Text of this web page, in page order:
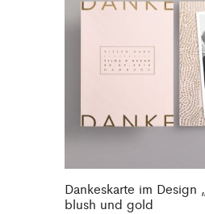
Dankeskarte im Design
blush und gold